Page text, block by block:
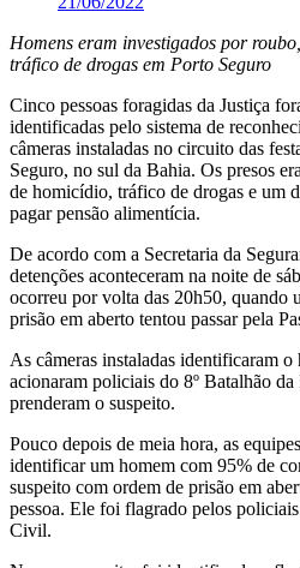
Homens eram investigados por
tráfico de drogas em Porto Seguro
Cinco pessoas foragidas da Justiça
identificadas pelo sistema de
câmeras instaladas no circuito das
Seguro, no sul da Bahia. Os presos
de homicídio, tráfico de drogas e um
pagar pensão alimentícia.
De acordo com a Secretaria da
detenções aconteceram na noite de
ocorreu por volta das 20h50, quando
prisão em aberto tentou passar pela
As câmeras instaladas identificaram o
acionaram policiais do 8º Batalhão
prenderam o suspeito.
Pouco depois de meia hora, as
identificar um homem com 95% de
suspeito com ordem de prisão em
pessoa. Ele foi flagrado pelos
Civil.